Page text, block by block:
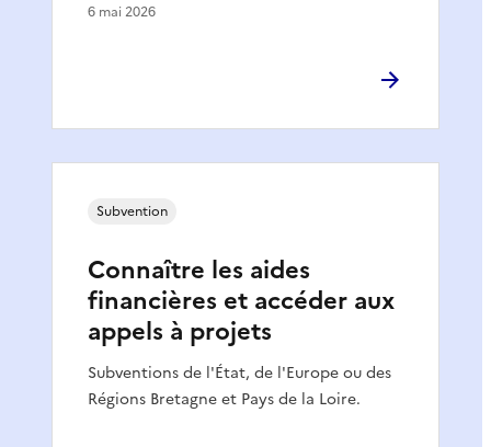
6 mai 2026
Connaître les aides
financières et accéder aux
appels à projets
Subventions de l'État, de l'Europe ou des
Régions Bretagne et Pays de la Loire.
Subvention